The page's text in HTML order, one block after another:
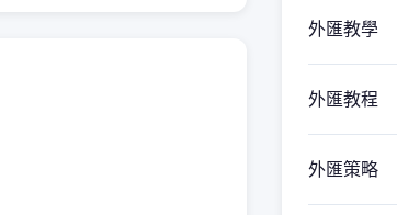
外匯教學
外匯教程
外匯策略